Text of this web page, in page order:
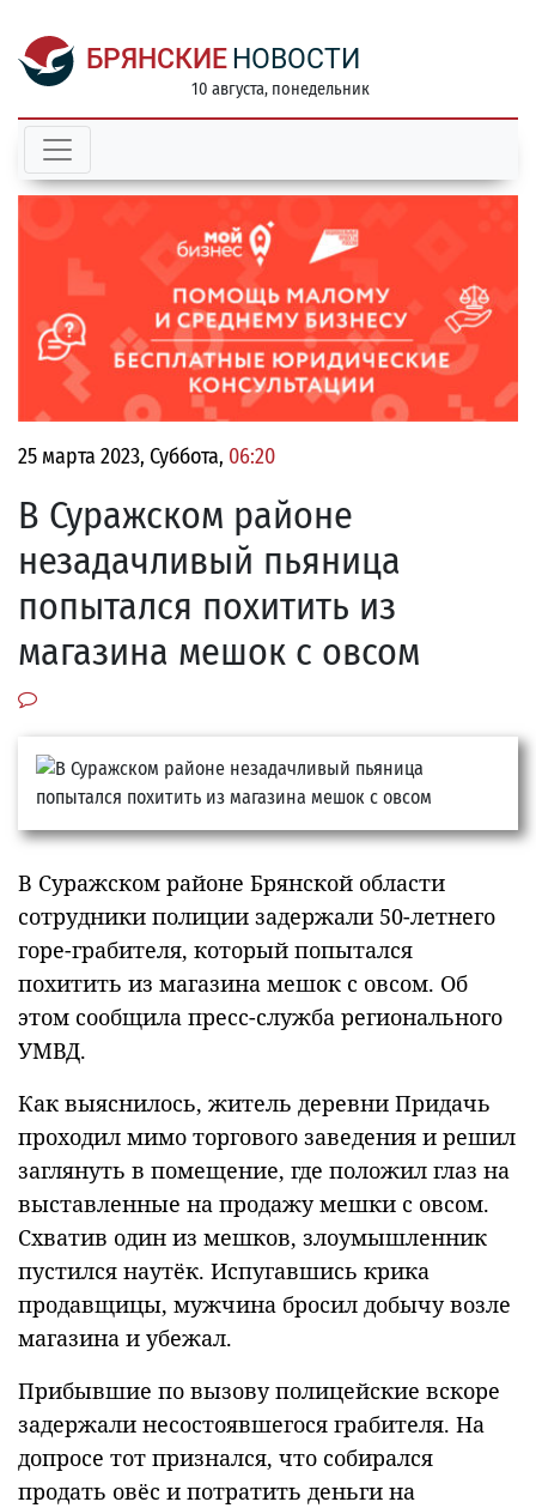
БРЯНСКИЕ НОВОСТИ
10 августа, понедельник
25 марта 2023, Суббота, 06:20
В Суражском районе
незадачливый пьяница
попытался похитить из
магазина мешок с овсом
В Суражском районе Брянской области
сотрудники полиции задержали 50-летнего
горе-грабителя, который попытался
похитить из магазина мешок с овсом. Об
этом сообщила пресс-служба регионального
УМВД.
Как выяснилось, житель деревни Придачь
проходил мимо торгового заведения и решил
заглянуть в помещение, где положил глаз на
выставленные на продажу мешки с овсом.
Схватив один из мешков, злоумышленник
пустился наутёк. Испугавшись крика
продавщицы, мужчина бросил добычу возле
магазина и убежал.
Прибывшие по вызову полицейские вскоре
задержали несостоявшегося грабителя. На
допросе тот признался, что собирался
продать овёс и потратить деньги на